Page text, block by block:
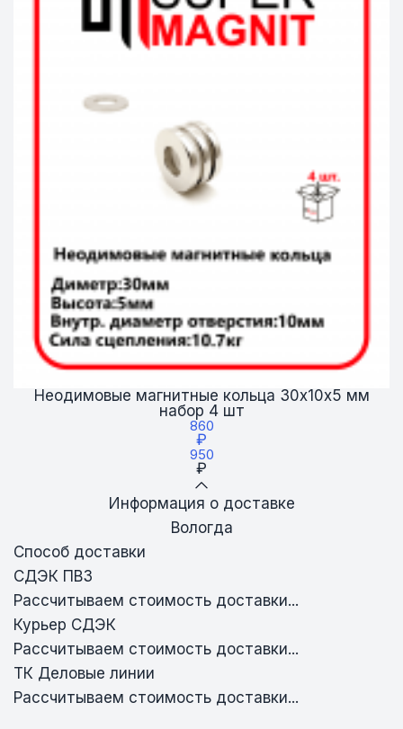
Неодимовые магнитные кольца 30х10х5 мм
набор 4 шт
860
₽
950
₽
Информация о доставке
Вологда
Способ доставки
СДЭК ПВЗ
Рассчитываем стоимость доставки...
Курьер СДЭК
Рассчитываем стоимость доставки...
ТК Деловые линии
Рассчитываем стоимость доставки...